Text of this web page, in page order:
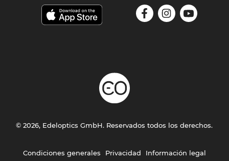
Condiciones generales Privacidad Información legal
© 2026, Edeloptics GmbH. Reservados todos los derechos.